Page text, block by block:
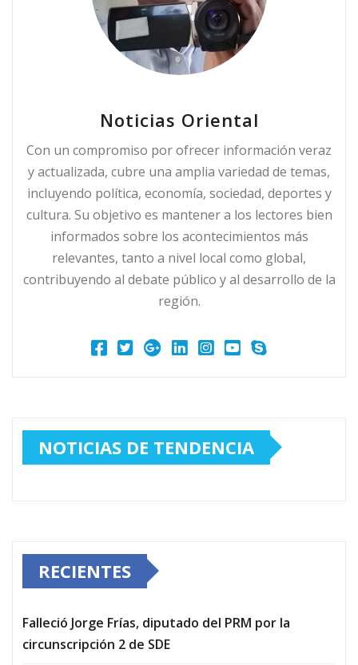
Noticias Oriental
Con un compromiso por ofrecer información veraz
y actualizada, cubre una amplia variedad de temas,
incluyendo política, economía, sociedad, deportes y
cultura. Su objetivo es mantener a los lectores bien
informados sobre los acontecimientos más
relevantes, tanto a nivel local como global,
contribuyendo al debate público y al desarrollo de la
región.
NOTICIAS DE TENDENCIA
RECIENTES
Falleció Jorge Frías, diputado del PRM por la
circunscripción 2 de SDE